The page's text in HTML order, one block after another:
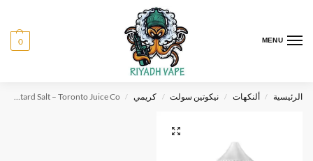
MENU
0
الرئيسية / ألنكهات / نيكوتين سولت / كريمي /
OMC Custard Salt – Toronto Juice Co